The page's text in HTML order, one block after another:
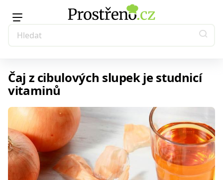
Čaj z cibulových slupek je studnicí
vitaminů